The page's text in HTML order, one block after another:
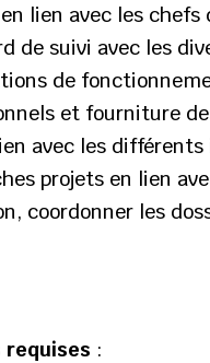
lien avec les
de suivi avec les
de
et fourniture
avec les
projets en lien
coordonner les
: